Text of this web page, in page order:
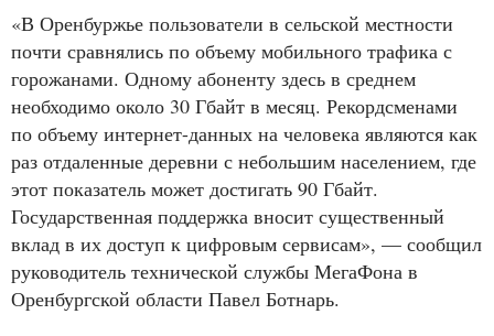
«В Оренбуржье пользователи в сельской местности
почти сравнялись по объему мобильного трафика с
горожанами. Одному абоненту здесь в среднем
необходимо около 30 Гбайт в месяц. Рекордсменами
по объему интернет-данных на человека являются как
раз отдаленные деревни с небольшим населением, где
этот показатель может достигать 90 Гбайт.
Государственная поддержка вносит существенный
вклад в их доступ к цифровым сервисам», — сообщил
руководитель технической службы МегаФона в
Оренбургской области Павел Ботнарь.